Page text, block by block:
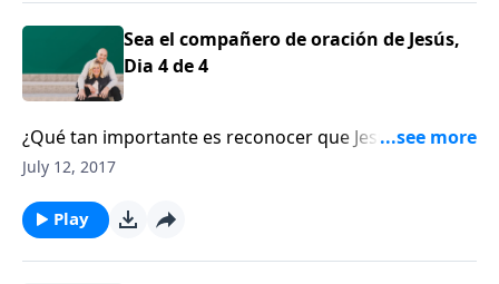
Sea el compañero de oración de Jesús,
Dia 4 de 4
¿Qué tan importante es reconocer que Jesús mismo
está orando por nosotros, nuestro matrimonio y por
parte del mensaje de David Nasser.
July 12, 2017
Play